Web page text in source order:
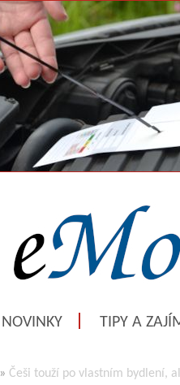
NOVINKY TIPY A
» Češi touží po vlastním bydlení,